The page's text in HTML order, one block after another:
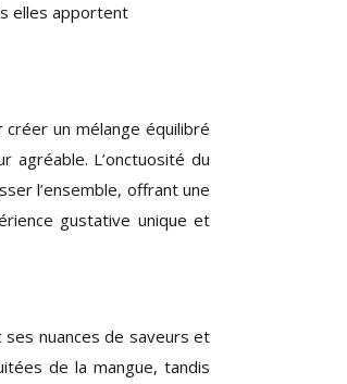
elles apportent
un mélange équilibré
agréable. L’onctuosité du
l’ensemble, offrant une
gustative unique et
ses nuances de saveurs et
de la mangue, tandis